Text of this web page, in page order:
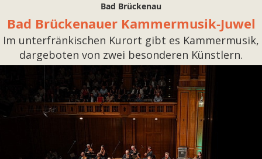
Bad Brückenau
Bad Brückenauer Kammermusik-Juwel
Im unterfränkischen Kurort gibt es Kammermusik,
dargeboten von zwei besonderen Künstlern.